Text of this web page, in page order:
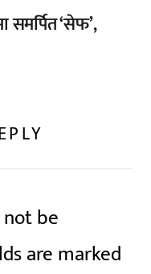
समर्पित ‘सेफ’,
be
are marked